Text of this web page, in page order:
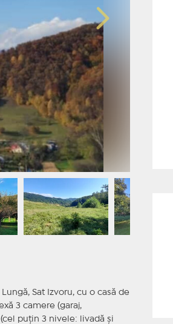
Sat Izvoru, cu o casă de
3 camere (garaj,
puțin 3 nivele: livadă și